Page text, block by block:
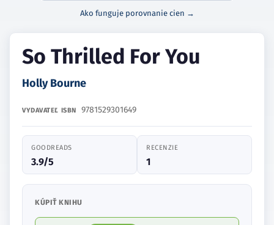
Ako funguje porovnanie cien →
So Thrilled For You
Holly Bourne
VYDAVATEĽ ISBN 9781529301649
GOODREADS
3.9/5
RECENZIE
1
KÚPIŤ KNIHU